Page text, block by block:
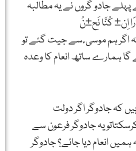
جادو گروں نے یہ مطالبہ
اِن± کُنَّا نَح±نُ
اگر ہم موسی ؑ سے جیت گئے تو
گا ہمارے ساتھ انعام کا وعدہ
کہ جادوگر اگر دولت
یہ جادوگر فرعون سے
انعام دیا جائے؟ جادوگر